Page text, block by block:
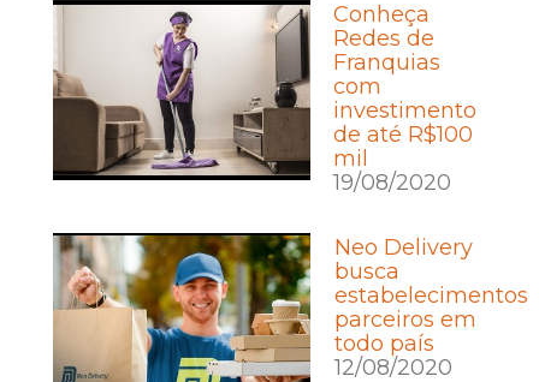
Conheça
Redes de
Franquias
com
investimento
de até R$100
mil
19/08/2020
Neo Delivery
busca
estabelecimentos
parceiros em
todo país
12/08/2020